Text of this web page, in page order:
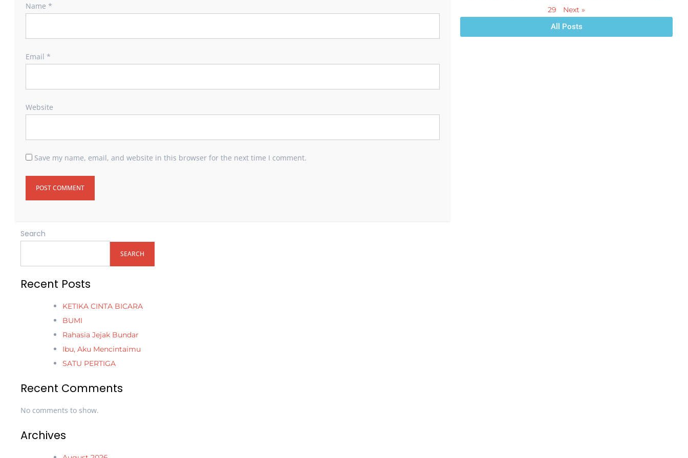
Name *
Email *
Website
Save my name, email, and website in this browser for the next time I comment.
Search
SEARCH
Recent Posts
KETIKA CINTA BICARA
BUMI
Rahasia Jejak Bundar
Ibu, Aku Mencintaimu
SATU PERTIGA
Recent Comments
No comments to show.
Archives
29
Next »
All Posts